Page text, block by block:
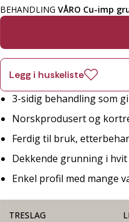
BEHANDLING VÅRO Cu-imp
Legg i huskeliste
3-sidig behandling som
Norskprodusert og
Ferdig til bruk,
Dekkende grunning i hvit
Enkel profil med mange
TRESLAG